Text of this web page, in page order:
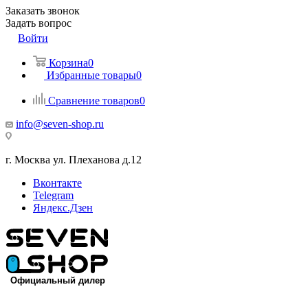
Заказать звонок
Задать вопрос
Войти
Корзина0
Избранные товары0
Сравнение товаров0
info@seven-shop.ru
г. Москва ул. Плеханова д.12
Вконтакте
Telegram
Яндекс.Дзен